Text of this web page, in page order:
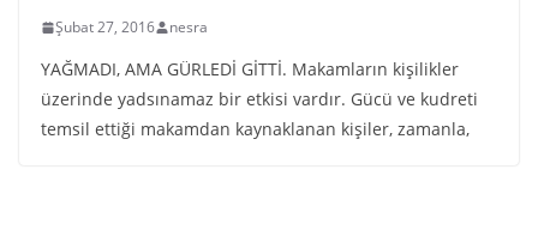
Şubat 27, 2016 nesra
YAĞMADI, AMA GÜRLEDİ GİTTİ. Makamların kişilikler
üzerinde yadsınamaz bir etkisi vardır. Gücü ve kudreti
temsil ettiği makamdan kaynaklanan kişiler, zamanla,